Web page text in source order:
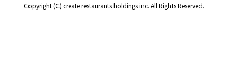
Copyright (C) create restaurants holdings inc. All Rights Reserved.